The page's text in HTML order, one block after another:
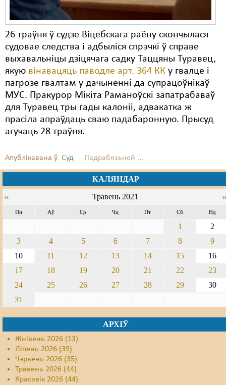
26 траўня ў судзе Віцебскага раёну скончылася
судовае следства і адбыліся спрэчкі ў справе
выхавальніцы дзіцячага садку Таццяны Туравец,
якую вінавацяць паводле арт. 364 КК у гвалце і
пагрозе гвалтам у дачыненні да супрацоўнікаў
МУС. Пракурор Мікіта Раманоўскі запатрабаваў
для Туравец тры гады калоніі, адвакатка ж
прасіла апраўдаць сваю падабаронную. Прысуд
агучаць 28 траўня.
Апублікавана ў Суд Падрабязьней ...
КАЛЯНДАР
« Травень 2021
Пн Аў Ср Чц Пт Сб Нд
1
2
3
4 5 6 7 8
9
10
11 12 13 14 15
16
17
18 19 20 21 22
23
24
25 26 27 28 29
30
31
АРХІЎ
Жнівень 2026 (13)
Ліпень 2026 (39)
Чэрвень 2026 (35)
Травень 2026 (44)
Красавік 2026 (44)
ЛПП
Мігранты
Мірныя сходы
Палітвязьні
Праваабаронцы
Правы дзіцяці
Пэнітэнцыярная сыстэма
Рознае
Свабода слова
Свабода сумленьня
Сьмяротнае пакараньне
Экалёгія